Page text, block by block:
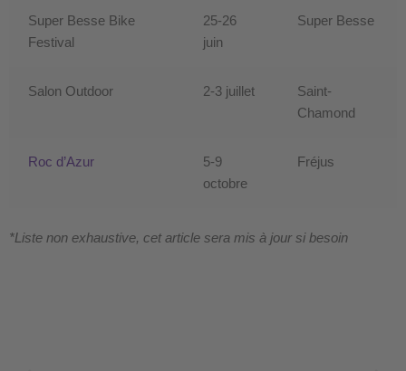
Super Besse Bike
Festival
25-26
juin
Super Besse
Salon Outdoor 2-3 juillet
Saint-
Chamond
Roc d’Azur
5-9
octobre
Fréjus
*Liste non exhaustive, cet article sera mis à jour si besoin